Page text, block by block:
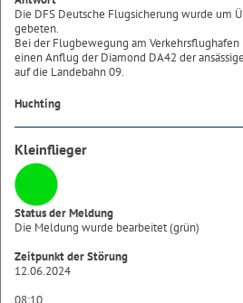
Die DFS Deutsche Flugsicherung wurde um
gebeten.
Bei der Flugbewegung am
einen Anflug der Diamond DA42 der
auf die Landebahn 09.
Huchting
Kleinflieger
Status der Meldung
Die Meldung wurde bearbeitet (grün)
Zeitpunkt der Störung
12.06.2024
08:10